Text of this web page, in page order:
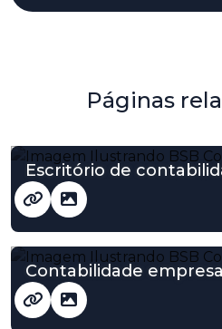
Páginas
Escritório de
Contabilidade